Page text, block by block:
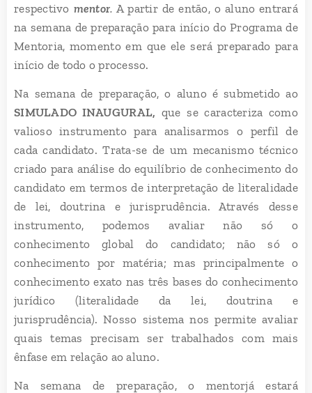
respectivo mentor. A partir de então, o aluno entrará
na semana de preparação para início do Programa de
Mentoria, momento em que ele será preparado para
início de todo o processo.
Na semana de preparação, o aluno é submetido ao
SIMULADO INAUGURAL, que se caracteriza como
valioso instrumento para analisarmos o perfil de
cada candidato. Trata-se de um mecanismo técnico
criado para análise do equilíbrio de conhecimento do
candidato em termos de interpretação de literalidade
de lei, doutrina e jurisprudência. Através desse
instrumento, podemos avaliar não só o
conhecimento global do candidato; não só o
conhecimento por matéria; mas principalmente o
conhecimento exato nas três bases do conhecimento
jurídico (literalidade da lei, doutrina e
jurisprudência). Nosso sistema nos permite avaliar
quais temas precisam ser trabalhados com mais
ênfase em relação ao aluno.
Na semana de preparação, o mentorjá estará